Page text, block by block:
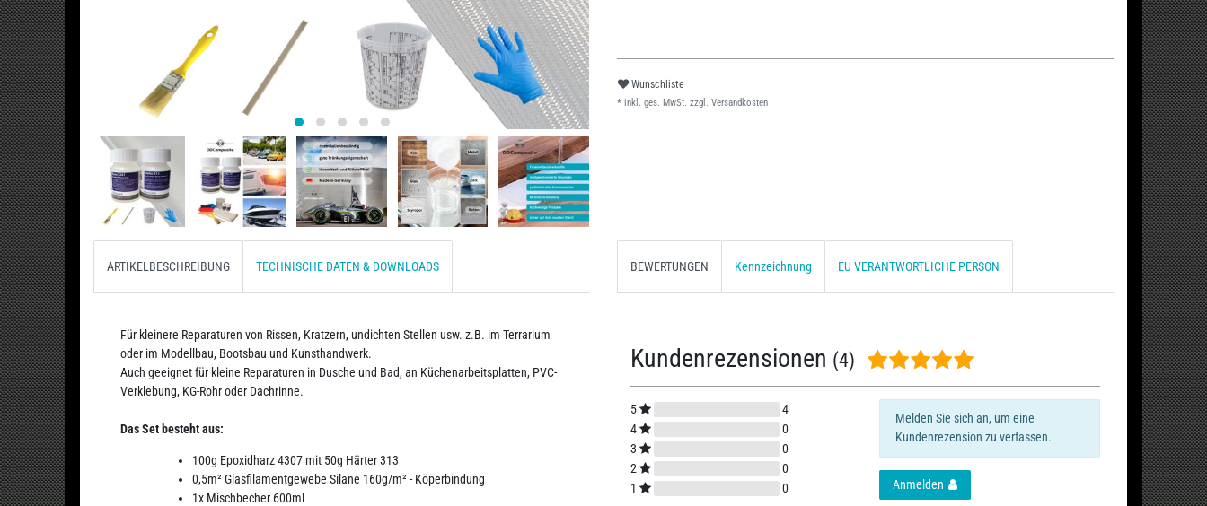
Wunschliste
* inkl. ges. MwSt. zzgl. Versandkosten
ARTIKELBESCHREIBUNG TECHNISCHE DATEN & DOWNLOADS
Für kleinere Reparaturen von Rissen, Kratzern, undichten Stellen usw. z.B. im Terrarium
oder im Modellbau, Bootsbau und Kunsthandwerk.
Auch geeignet für kleine Reparaturen in Dusche und Bad, an Küchenarbeitsplatten, PVC-
Verklebung, KG-Rohr oder Dachrinne.
Das Set besteht aus:
100g Epoxidharz 4307 mit 50g Härter 313
0,5m² Glasfilamentgewebe Silane 160g/m² - Köperbindung
1x Mischbecher 600ml
BEWERTUNGEN Kennzeichnung EU VERANTWORTLICHE PERSON
Kundenrezensionen (4)
5
4
4
0
3
0
2
0
1
0
Melden Sie sich an, um eine
Kundenrezension zu verfassen.
Anmelden